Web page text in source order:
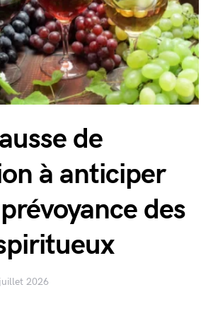
de
à anticiper
des
2026